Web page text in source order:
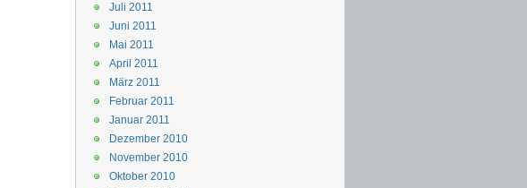
Juli 2011
Juni 2011
Mai 2011
April 2011
März 2011
Februar 2011
Januar 2011
Dezember 2010
November 2010
Oktober 2010